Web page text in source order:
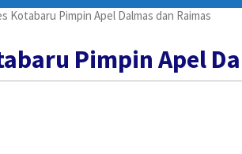
Kotabaru Pimpin Apel Dalmas dan Raimas
Pimpin Apel